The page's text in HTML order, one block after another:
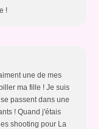
!
une de mes
ma fille ! Je suis
passent dans une
! Quand j'étais
shooting pour La